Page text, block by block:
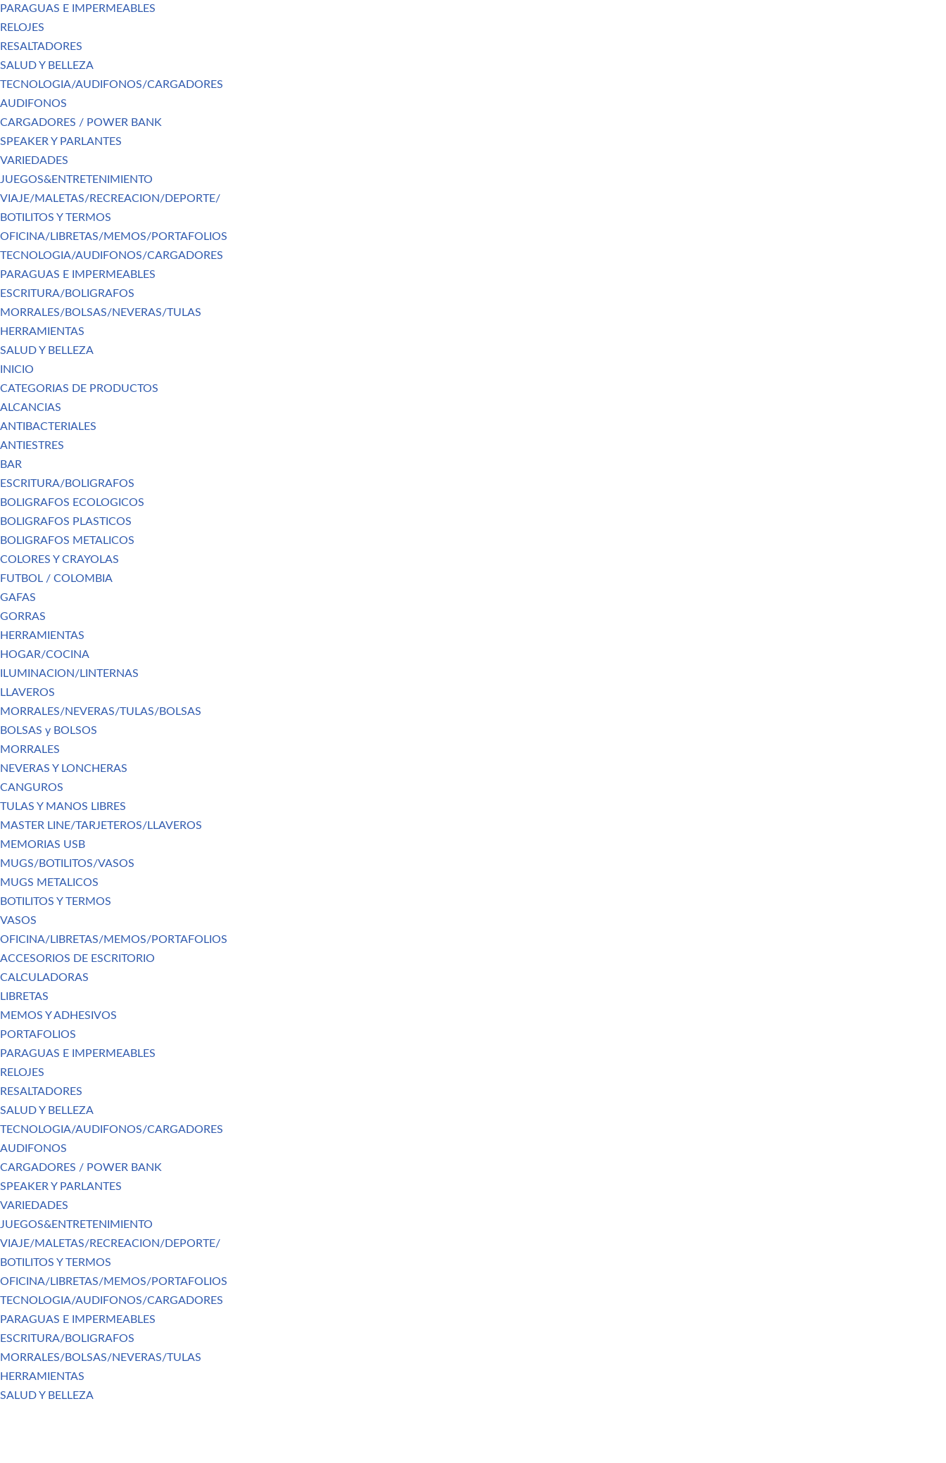
PARAGUAS E IMPERMEABLES
RELOJES
RESALTADORES
SALUD Y BELLEZA
TECNOLOGIA/AUDIFONOS/CARGADORES
AUDIFONOS
CARGADORES / POWER BANK
SPEAKER Y PARLANTES
VARIEDADES
JUEGOS&ENTRETENIMIENTO
VIAJE/MALETAS/RECREACION/DEPORTE/
BOTILITOS Y TERMOS
OFICINA/LIBRETAS/MEMOS/PORTAFOLIOS
TECNOLOGIA/AUDIFONOS/CARGADORES
PARAGUAS E IMPERMEABLES
ESCRITURA/BOLIGRAFOS
MORRALES/BOLSAS/NEVERAS/TULAS
HERRAMIENTAS
SALUD Y BELLEZA
INICIO
CATEGORIAS DE PRODUCTOS
ALCANCIAS
ANTIBACTERIALES
ANTIESTRES
BAR
ESCRITURA/BOLIGRAFOS
BOLIGRAFOS ECOLOGICOS
BOLIGRAFOS PLASTICOS
BOLIGRAFOS METALICOS
COLORES Y CRAYOLAS
FUTBOL / COLOMBIA
GAFAS
GORRAS
HERRAMIENTAS
HOGAR/COCINA
ILUMINACION/LINTERNAS
LLAVEROS
MORRALES/NEVERAS/TULAS/BOLSAS
BOLSAS y BOLSOS
MORRALES
NEVERAS Y LONCHERAS
CANGUROS
TULAS Y MANOS LIBRES
MASTER LINE/TARJETEROS/LLAVEROS
MEMORIAS USB
MUGS/BOTILITOS/VASOS
MUGS METALICOS
BOTILITOS Y TERMOS
VASOS
OFICINA/LIBRETAS/MEMOS/PORTAFOLIOS
ACCESORIOS DE ESCRITORIO
CALCULADORAS
LIBRETAS
MEMOS Y ADHESIVOS
PORTAFOLIOS
PARAGUAS E IMPERMEABLES
RELOJES
RESALTADORES
SALUD Y BELLEZA
TECNOLOGIA/AUDIFONOS/CARGADORES
AUDIFONOS
CARGADORES / POWER BANK
SPEAKER Y PARLANTES
VARIEDADES
JUEGOS&ENTRETENIMIENTO
VIAJE/MALETAS/RECREACION/DEPORTE/
BOTILITOS Y TERMOS
OFICINA/LIBRETAS/MEMOS/PORTAFOLIOS
TECNOLOGIA/AUDIFONOS/CARGADORES
PARAGUAS E IMPERMEABLES
ESCRITURA/BOLIGRAFOS
MORRALES/BOLSAS/NEVERAS/TULAS
HERRAMIENTAS
SALUD Y BELLEZA